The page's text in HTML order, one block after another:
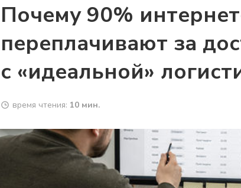
Почему 90%
переплачивают за
с «идеальной»
время чтения: 10 мин.